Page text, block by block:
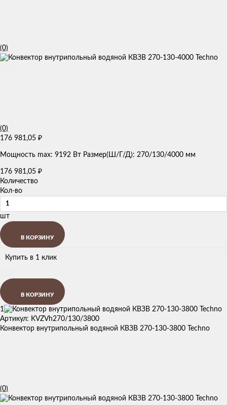
(0)
(0)
176 981,05 ₽
Мощность max: 9192 Вт Размер(Ш/Г/Д): 270/130/4000 мм
176 981,05 ₽
Количество
Кол-во
шт
В КОРЗИНУ
Купить в 1 клик
В КОРЗИНУ
1
Артикул: KVZVh270/130/3800
Конвектор внутрипольный водяной КВЗВ 270-130-3800 Techno
(0)